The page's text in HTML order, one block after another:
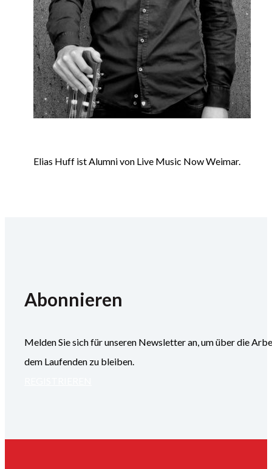
Elias Huff ist Alumni von Live Music Now Weimar.
Abonnieren
Melden Sie sich für unseren Newsletter an, um über die
dem Laufenden zu bleiben.